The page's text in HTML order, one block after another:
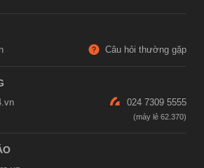
Câu hỏi thường gặp
024 7309 5555